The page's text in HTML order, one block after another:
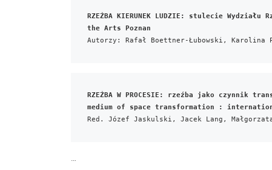
RZEŹBA KIERUNEK LUDZIE: stulecie
the Arts Poznan
Autorzy: Rafał Boettner-Łubowski, Karolina
RZEŹBA W PROCESIE: rzeźba jako czynnik
medium of space transformation :
Red. Józef Jaskulski, Jacek Lang,
…